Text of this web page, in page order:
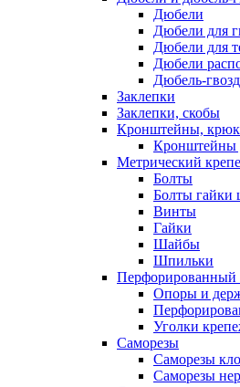
Дюбели
Дюбели для
Дюбели для
Дюбели
Дюбель-
Заклепки
Заклепки, скобы
Кронштейны,
Кронштейны
Метрический
Болты
Болты гайки
Винты
Гайки
Шайбы
Шпильки
Перфорированный
Опоры и
Уголки
Саморезы
Саморезы
Саморезы